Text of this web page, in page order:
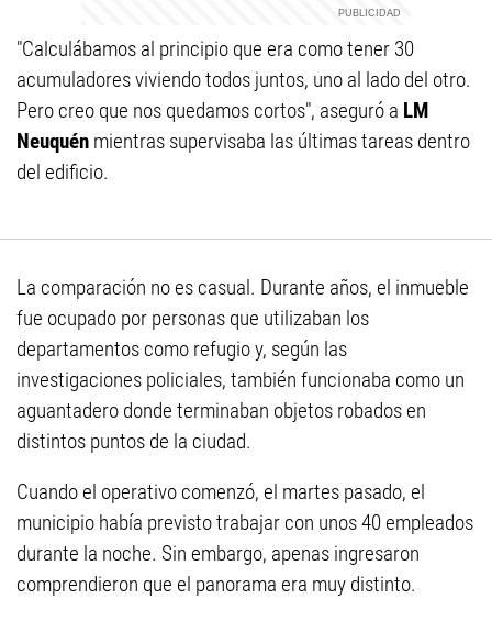
"Calculábamos al principio que era como tener 30
acumuladores viviendo todos juntos, uno al lado del otro.
Pero creo que nos quedamos cortos", aseguró a LM
Neuquén mientras supervisaba las últimas tareas dentro
del edificio.
La comparación no es casual. Durante años, el inmueble
fue ocupado por personas que utilizaban los
departamentos como refugio y, según las
investigaciones policiales, también funcionaba como un
aguantadero donde terminaban objetos robados en
distintos puntos de la ciudad.
Cuando el operativo comenzó, el martes pasado, el
municipio había previsto trabajar con unos 40 empleados
durante la noche. Sin embargo, apenas ingresaron
comprendieron que el panorama era muy distinto.